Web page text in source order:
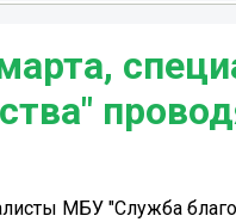
МБУ "Служба